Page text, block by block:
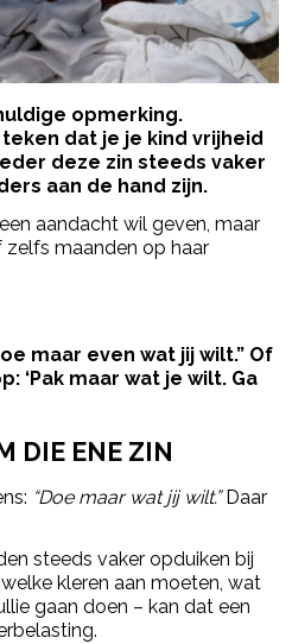
opmerking.
dat je je kind vrijheid
deze zin steeds vaker
aan de hand zijn.
aandacht wil geven, maar
maanden op haar
maar even wat jij wilt.” Of
‘Pak maar wat je wilt. Ga
DIE ENE ZIN
“Doe maar wat jij wilt.”Daar
steeds vaker opduiken bij
kleren aan moeten, wat
gaan doen – kan dat een